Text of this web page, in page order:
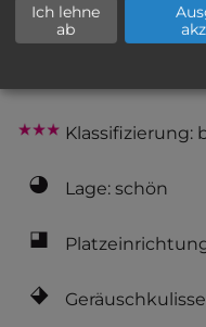
AB-Abfahrt
Klassifizierung:
Lage: schön
Ich lehne
ab